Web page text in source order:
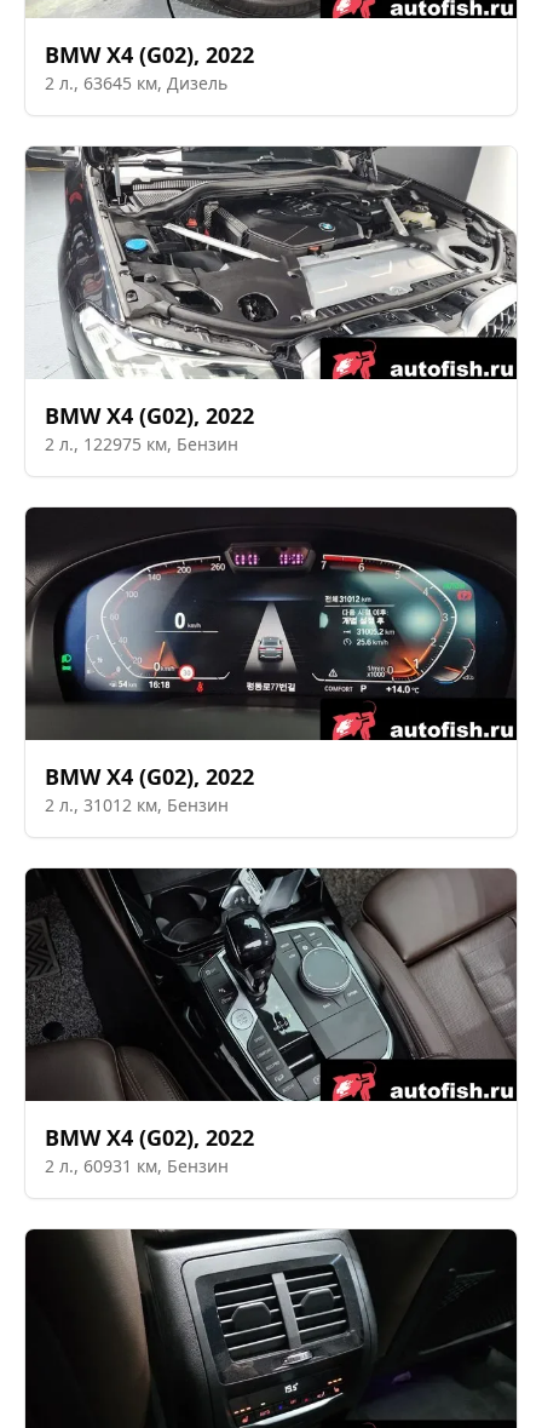
BMW X4 (G02), 2022
2 л., 63645 км, Дизель
BMW X4 (G02), 2022
2 л., 122975 км, Бензин
BMW X4 (G02), 2022
2 л., 31012 км, Бензин
BMW X4 (G02), 2022
2 л., 60931 км, Бензин